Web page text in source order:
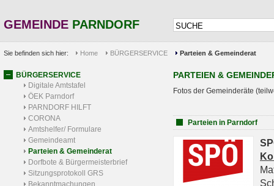
GEMEINDE PARNDORF
Sie befinden sich hier: Home BÜRGERSERVICE Parteien & Gemeinderat
BÜRGERSERVICE
Digitale Amtstafel
ÖEK Parndorf
PARNDORF HILFT
CORONA
Amtshelfer/ Formulare
Gemeindeamt
Parteien & Gemeinderat
Dorfbote & Bürgermeisterbrief
Sitzungsprotokoll GRS
Bekanntmachungen
PARTEIEN &
Fotos der Gemeinderäte
Parteien in Parndorf